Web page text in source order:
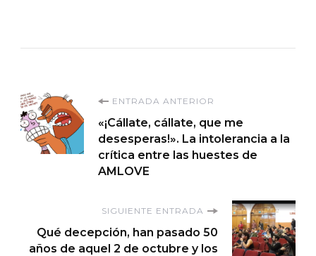
Navegación
de
entradas
ENTRADA ANTERIOR
«¡Cállate, cállate, que me
desesperas!». La intolerancia a la
crítica entre las huestes de
AMLOVE
SIGUIENTE ENTRADA
Qué decepción, han pasado 50
años de aquel 2 de octubre y los